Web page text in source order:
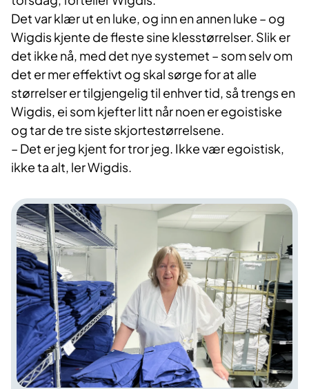
Det var klær ut en luke, og inn en annen luke – og
Wigdis kjente de fleste sine klesstørrelser. Slik er
det ikke nå, med det nye systemet – som selv om
det er mer effektivt og skal sørge for at alle
størrelser er tilgjengelig til enhver tid, så trengs en
Wigdis, ei som kjefter litt når noen er egoistiske
og tar de tre siste skjortestørrelsene.
– Det er jeg kjent for tror jeg. Ikke vær egoistisk,
ikke ta alt, ler Wigdis.